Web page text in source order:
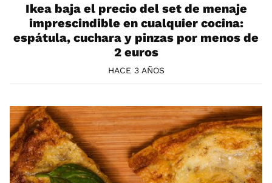
Ikea baja el precio del set de menaje
imprescindible en cualquier cocina:
espátula, cuchara y pinzas por menos de
2 euros
HACE 3 AÑOS